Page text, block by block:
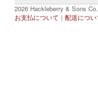
2026 Hackleberry & Sons
お支払について ｜ 配送につい